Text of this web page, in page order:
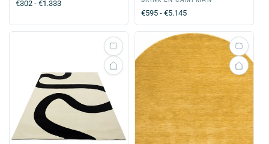
Normale
€302 - €1.333
Normale
prijs
€595 - €5.145